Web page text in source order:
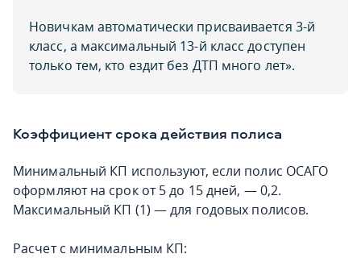
Новичкам автоматически присваивается 3-й
класс, а максимальный 13-й класс доступен
только тем, кто ездит без ДТП много лет».
Коэффициент срока действия полиса
Минимальный КП используют, если полис ОСАГО
оформляют на срок от 5 до 15 дней, — 0,2.
Максимальный КП (1) — для годовых полисов.
Расчет с минимальным КП: